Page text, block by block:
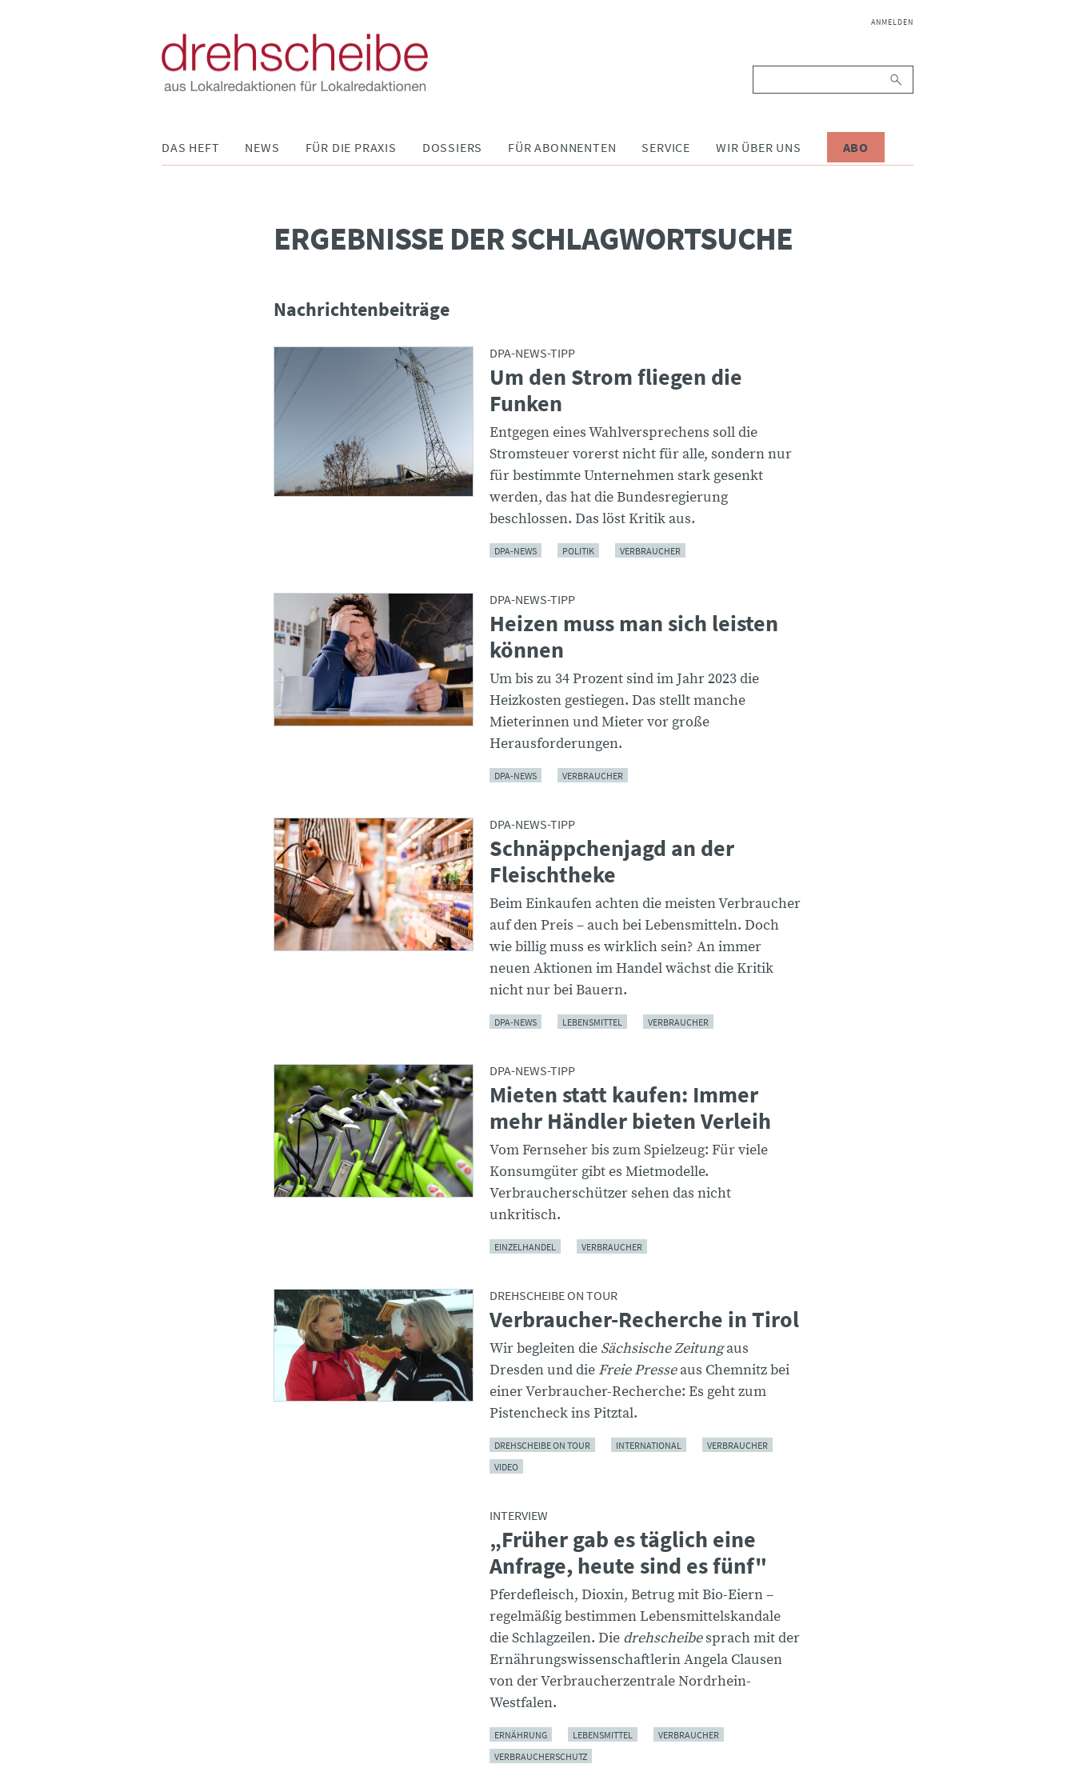
NAVIGATION
ANMELDEN
DAS HEFT NEWS FÜR DIE PRAXIS DOSSIERS FÜR ABONNENTEN SERVICE WIR ÜBER UNS ABO
­ERGEBNISSE DER SCHLAGWORTSUCHE
Nachrichtenbeiträge
DPA-NEWS-TIPP
Um den Strom fliegen die
Funken
Entgegen eines Wahlversprechens soll die
Stromsteuer vorerst nicht für alle, sondern nur
für bestimmte Unternehmen stark gesenkt
werden, das hat die Bundesregierung
beschlossen. Das löst Kritik aus.
DPA-NEWS POLITIK VERBRAUCHER
DPA-NEWS-TIPP
Heizen muss man sich leisten
können
Um bis zu 34 Prozent sind im Jahr 2023 die
Heizkosten gestiegen. Das stellt manche
Mieterinnen und Mieter vor große
Herausforderungen.
DPA-NEWS VERBRAUCHER
DPA-NEWS-TIPP
Schnäppchenjagd an der
Fleischtheke
Beim Einkaufen achten die meisten Verbraucher
auf den Preis – auch bei Lebensmitteln. Doch
wie billig muss es wirklich sein? An immer
neuen Aktionen im Handel wächst die Kritik
nicht nur bei Bauern.
DPA-NEWS LEBENSMITTEL VERBRAUCHER
DPA-NEWS-TIPP
Mieten statt kaufen: Immer
mehr Händler bieten Verleih
Vom Fernseher bis zum Spielzeug: Für viele
Konsumgüter gibt es Mietmodelle.
Verbraucherschützer sehen das nicht
unkritisch.
EINZELHANDEL VERBRAUCHER
DREHSCHEIBE ON TOUR
Verbraucher-Recherche in Tirol
Wir begleiten die Sächsische Zeitungaus
Dresden und die Freie Presseaus Chemnitz bei
einer Verbraucher-Recherche: Es geht zum
Pistencheck ins Pitztal.
DREHSCHEIBE ON TOUR INTERNATIONAL
VERBRAUCHER
VIDEO
INTERVIEW
„Früher gab es täglich eine
Anfrage, heute sind es fünf"
Pferdefleisch, Dioxin, Betrug mit Bio-Eiern –
regelmäßig bestimmen Lebensmittelskandale
die Schlagzeilen. Die drehscheibesprach mit der
Ernährungswissenschaftlerin Angela Clausen
von der Verbraucherzentrale Nordrhein-
Westfalen.
ERNÄHRUNG LEBENSMITTEL
VERBRAUCHER
VERBRAUCHERSCHUTZ